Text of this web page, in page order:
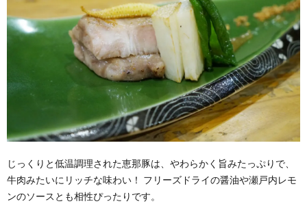
じっくりと低温調理された恵那豚は、やわらかく旨みたっぷりで、
牛肉みたいにリッチな味わい！ フリーズドライの醤油や瀬戸内レモ
ンのソースとも相性ぴったりです。